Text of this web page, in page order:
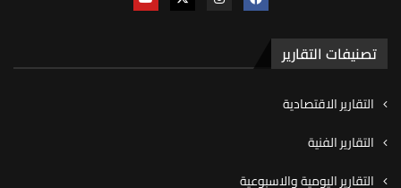
تصنيفات التقارير
التقارير الاقتصادية
التقارير الفنية
التقارير اليومية والاسبوعية